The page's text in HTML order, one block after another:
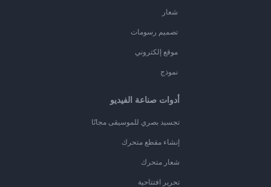
شعار
تصميم رسومات
موقع إلكتروني
نموذج
أدوات صناعة الفيديو
تجسيد بصري للموسيقى مجانًا
إنشاء مقطع متحرك
شعار متحرك
تحرير افتتاحية